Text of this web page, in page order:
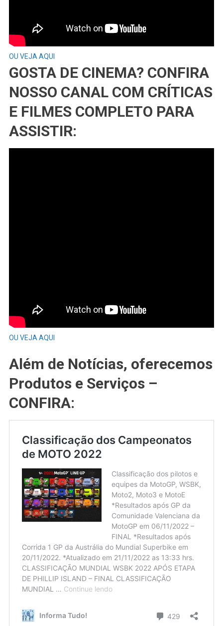
OU VEJA AQUI
GOSTA DE CINEMA? CONFIRA
NOSSO CANAL COM CRÍTICAS
E FILMES COMPLETO PARA
ASSISTIR:
OU VEJA AQUI
Além de Notícias, oferecemos
Produtos e Serviços –
CONFIRA: